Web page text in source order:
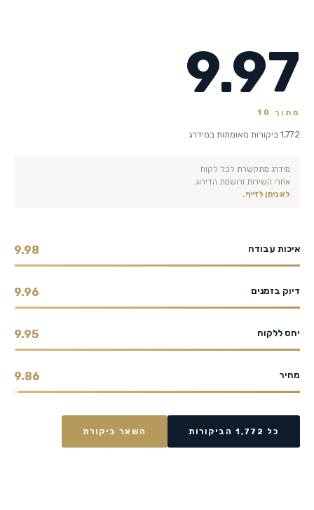
9.97
מתוך 10
1,772 ביקורות מאומתות במידרג
מידרג מתקשרת לכל לקוח
אחרי השירות ורושמת הדירוג.
לא ניתן לזייף.
איכות עבודה 9.98
דיוק בזמנים 9.96
יחס ללקוח 9.95
מחיר 9.86
כל 1,772 הביקורות השאר ביקורת